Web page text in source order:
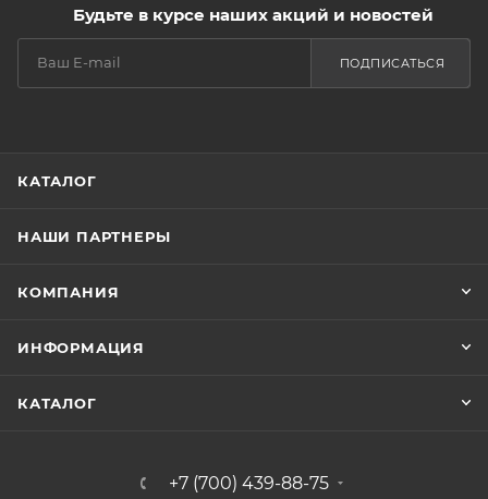
Будьте в курсе наших акций и новостей
ПОДПИСАТЬСЯ
КАТАЛОГ
НАШИ ПАРТНЕРЫ
КОМПАНИЯ
ИНФОРМАЦИЯ
КАТАЛОГ
+7 (700) 439-88-75